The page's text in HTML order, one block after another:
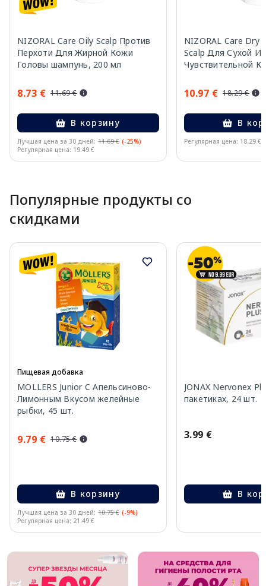
NIZORAL Care Oily Scalp Против
Перхоти Для Жирной Кожи
Головы шампунь, 200 мл
8.73 € 11.69 €
В корзину
Лучшая цена за 30 дней: 11.69 € (-25%)
Регулярная цена: 19.49 €
NIZORAL Care Dry
Scalp Для Сухой И
Чувствительной
10.97 € 18.29 €
В
Регулярная цена: 18.29 €
Популярные продукты со
скидками
Пищевая добавка
MOLLERS Junior C Апельсиново-
Лимонным Вкусом желейные
рыбки, 45 шт.
9.79 € 10.75 €
В корзину
Лучшая цена за 30 дней: 10.75 € (-9%)
Регулярная цена: 21.49 €
JONAX Nervonex
пакетиках, 24 шт.
3.99 €
В